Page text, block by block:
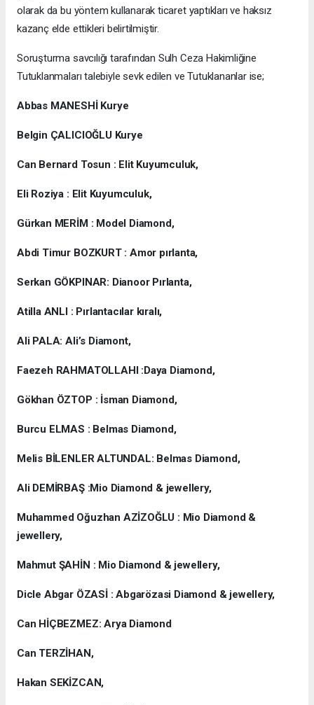
olarak da bu yöntem kullanarak ticaret yaptıkları ve haksız
kazanç elde ettikleri belirtilmiştir.
Soruşturma savcılığı tarafından Sulh Ceza Hakimliğine
Tutuklanmaları talebiyle sevk edilen ve Tutuklananlar ise;
Abbas MANESHİ Kurye
Belgin ÇALICIOĞLU Kurye
Can Bernard Tosun : Elit Kuyumculuk,
Eli Roziya : Elit Kuyumculuk,
Gürkan MERİM : Model Diamond,
Abdi Timur BOZKURT : Amor pırlanta,
Serkan GÖKPINAR: Dianoor Pırlanta,
Atilla ANLI : Pırlantacılar kıralı,
Ali PALA: Ali’s Diamont,
Faezeh RAHMATOLLAHI :Daya Diamond,
Gökhan ÖZTOP : İsman Diamond,
Burcu ELMAS : Belmas Diamond,
Melis BİLENLER ALTUNDAL: Belmas Diamond,
Ali DEMİRBAŞ :Mio Diamond & jewellery,
Muhammed Oğuzhan AZİZOĞLU : Mio Diamond &
jewellery,
Mahmut ŞAHİN : Mio Diamond & jewellery,
Dicle Abgar ÖZASİ : Abgarözasi Diamond & jewellery,
Can HİÇBEZMEZ: Arya Diamond
Can TERZİHAN,
Hakan SEKİZCAN,